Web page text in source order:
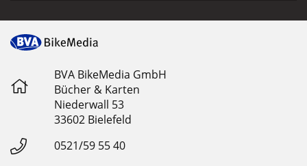
BVA BikeMedia GmbH
Bücher & Karten
Niederwall 53
33602 Bielefeld
0521/59 55 40